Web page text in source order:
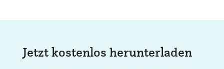
Jetzt kostenlos herunterladen